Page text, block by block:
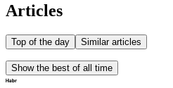
Articles
Top of the day Similar articles
Show the best of all time